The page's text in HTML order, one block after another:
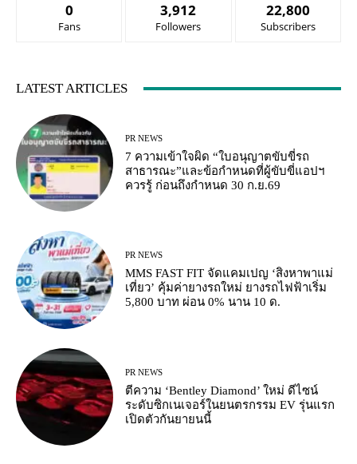
0
Fans
3,912
Followers
22,800
Subscribers
LATEST ARTICLES
PR NEWS
7 ความเข้าใจผิด “ใบอนุญาตขับขี่รถ
สาธารณะ”และข้อกำหนดที่ผู้ขับขี่แอปฯ
ควรรู้ ก่อนถึงกำหนด 30 ก.ย.69
PR NEWS
MMS FAST FIT จัดแคมเปญ ‘สิงหาพาแม่
เที่ยว’ คุ้มค่ายางรถใหม่ ยางรถไฟฟ้าเริ่ม
5,800 บาท ผ่อน 0% นาน 10 ด.
PR NEWS
ตีความ ‘Bentley Diamond’ ใหม่ ดีไซน์
ระดับซิกเนเจอร์ในยนตรกรรม EV รุ่นแรก
เปิดตัวกันยายนนี้